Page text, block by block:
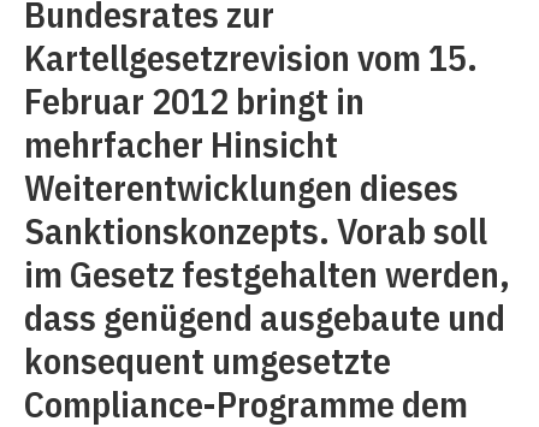
Bundesrates zur
Kartellgesetzrevision vom 15.
Februar 2012 bringt in
mehrfacher Hinsicht
Weiterentwicklungen dieses
Sanktionskonzepts. Vorab soll
im Gesetz festgehalten werden,
dass genügend ausgebaute und
konsequent umgesetzte
Compliance-Programme dem